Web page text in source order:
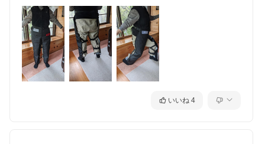
いいね 4